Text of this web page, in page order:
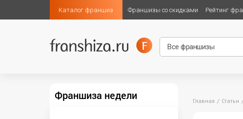
Каталог франшиз Франшизы со скидками Рейтинг
Главная Статьи
Франшиза недели